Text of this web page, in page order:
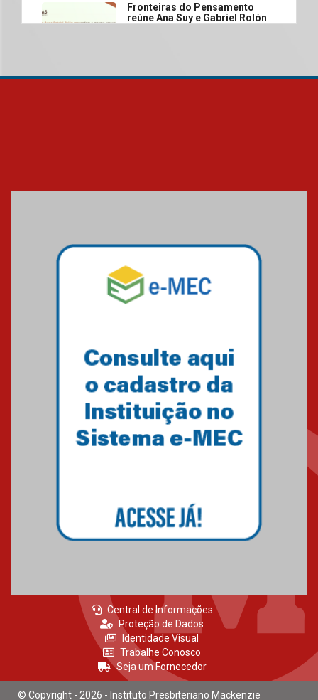
Fronteiras do Pensamento
reúne Ana Suy e Gabriel Rolón
estrutura e valores da
Universidade Mackenzie
Seminário discute desafios
das novas tecnologias em
sistemas solares residenciais
04.08.2026
Central de Informações
Proteção de Dados
Identidade Visual
Trabalhe Conosco
Seja um Fornecedor
© Copyright - 2026 - Instituto Presbiteriano Mackenzie